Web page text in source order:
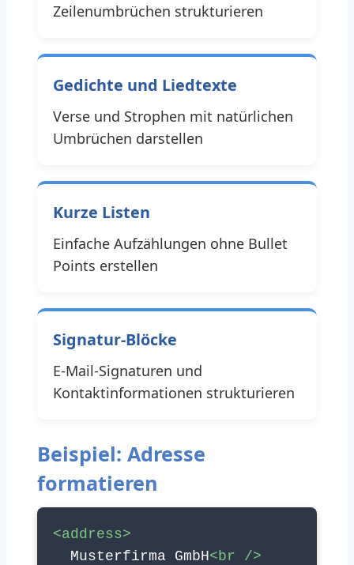
Zeilenumbrüchen strukturieren
Gedichte und Liedtexte
Verse und Strophen mit natürlichen
Umbrüchen darstellen
Kurze Listen
Einfache Aufzählungen ohne Bullet
Points erstellen
Signatur-Blöcke
E-Mail-Signaturen und
Kontaktinformationen strukturieren
Beispiel: Adresse
formatieren
<address>
Musterfirma GmbH<br />